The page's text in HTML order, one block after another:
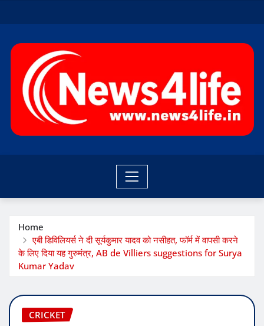
to
Home
एबी डिविलियर्स ने दी सूर्यकुमार यादव को नसीहत, फॉर्म में वापसी करने
के लिए दिया यह गुरुमंत्र, AB de Villiers suggestions for Surya
Kumar Yadav
CRICKET